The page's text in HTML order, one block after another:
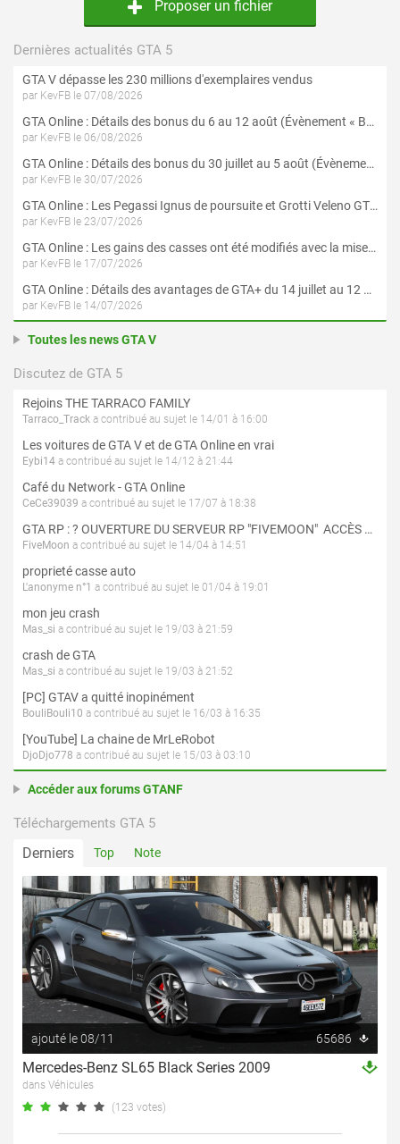
Proposer un fichier
Dernières actualités GTA 5
GTA V dépasse les 230 millions d'exemplaires vendus
par KevFB le 07/08/2026
GTA Online : Détails des bonus du 6 au 12 août (Évènement « Braquages de l'été » - Suite et fin)
par KevFB le 06/08/2026
GTA Online : Détails des bonus du 30 juillet au 5 août (Évènement « Braquages d'été »)
par KevFB le 30/07/2026
GTA Online : Les Pegassi Ignus de poursuite et Grotti Veleno GT sont maintenant disponibles
par KevFB le 23/07/2026
GTA Online : Les gains des casses ont été modifiés avec la mise à jour « Le Braquage du Kortz Center »
par KevFB le 17/07/2026
GTA Online : Détails des avantages de GTA+ du 14 juillet au 12 août
par KevFB le 14/07/2026
Toutes les news GTA V
Discutez de GTA 5
Rejoins THE TARRACO FAMILY
Tarraco_Track a contribué au sujet le 14/01 à 16:00
Les voitures de GTA V et de GTA Online en vrai
Eybi14 a contribué au sujet le 14/12 à 21:44
Café du Network - GTA Online
CeCe39039 a contribué au sujet le 17/07 à 18:38
GTA RP : ? OUVERTURE DU SERVEUR RP "FIVEMOON"  ACCÈS LIBRE ?
FiveMoon a contribué au sujet le 14/04 à 14:51
proprieté casse auto
L'anonyme n°1 a contribué au sujet le 01/04 à 19:01
mon jeu crash
Mas_si a contribué au sujet le 19/03 à 21:59
crash de GTA
Mas_si a contribué au sujet le 19/03 à 21:52
[PC] GTAV a quitté inopinément
BouliBouli10 a contribué au sujet le 16/03 à 16:35
[YouTube] La chaine de MrLeRobot
DjoDjo778 a contribué au sujet le 15/03 à 03:10
Accéder aux forums GTANF
Téléchargements GTA 5
Derniers Top Note
ajouté le 08/11 65686
Mercedes-Benz SL65 Black Series 2009
dans Véhicules
(123 votes)